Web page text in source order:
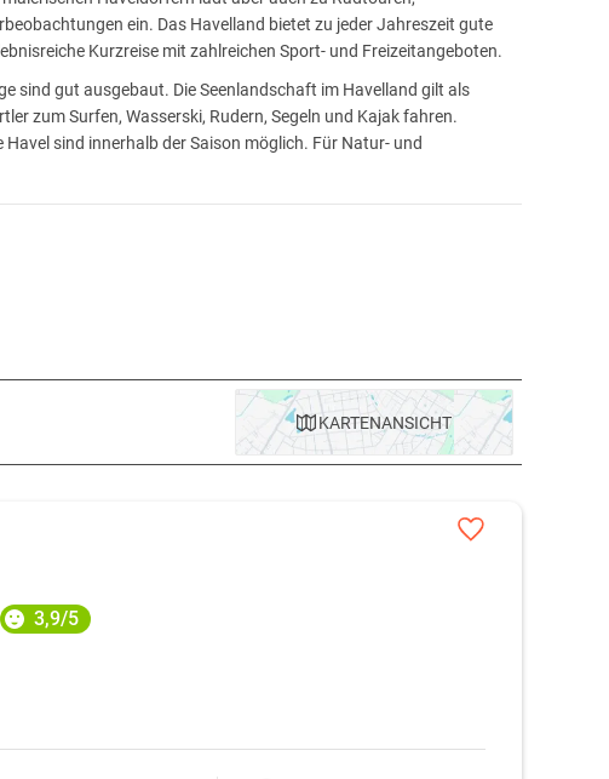
ein. Das Havelland bietet zu jeder Jahreszeit gute
Kurzreise mit zahlreichen Sport- und Freizeitangeboten.
sind gut ausgebaut. Die Seenlandschaft im Havelland gilt als
zum Surfen, Wasserski, Rudern, Segeln und Kajak fahren.
sind innerhalb der Saison möglich. Für Natur- und
Besuch des
auf dem Land und Herrenhäusern hinterm Deich, in kleinen
anfassbar.
KARTENANSICHT
3,9/5